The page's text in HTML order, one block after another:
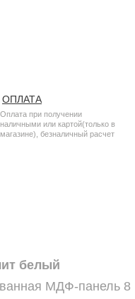
ОПЛАТА
Оплата при получении
наличными или картой(только в
магазине), безналичный расчет
белый
МДФ-панель 8